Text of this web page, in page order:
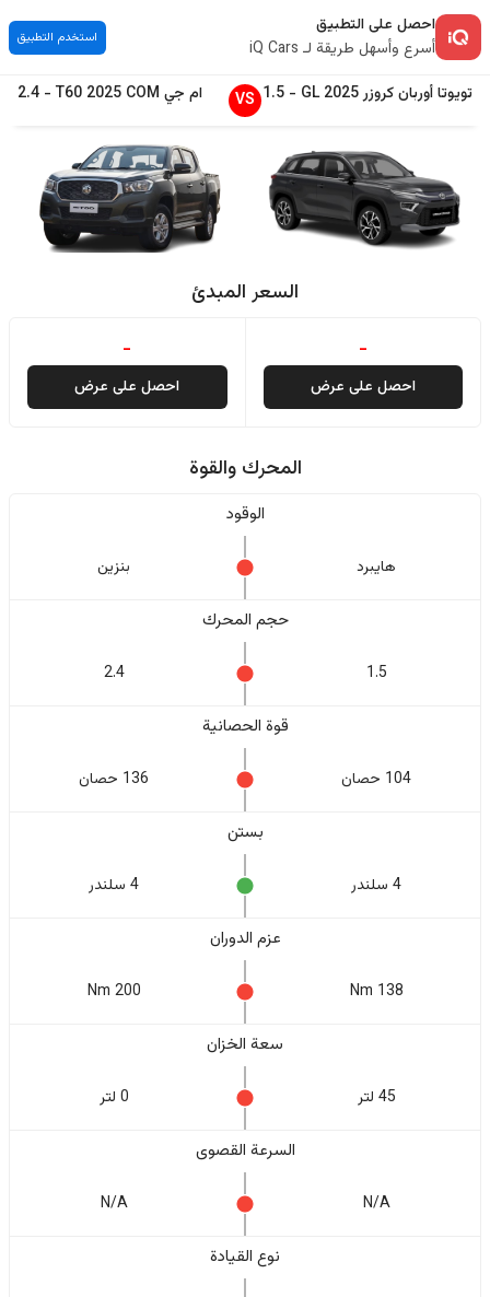
احصل على التطبيق
أسرع وأسهل طريقة لـ iQ Cars
استخدم التطبيق
تويوتاأوربان كروزر2025
GL
-
1.5
VS ام جي T60 2025 COM
-
2.4
السعر المبدئ
-
احصل على عرض
-
احصل على عرض
المحرك والقوة
الوقود
هايبرد بنزين
حجم المحرك
1.5
2.4
قوة الحصانية
104 حصان 136 حصان
بستن
4 سلندر 4 سلندر
عزم الدوران
138 Nm
200 Nm
سعة الخزان
45 لتر 0 لتر
السرعة القصوى
N/A
N/A
نوع القيادة